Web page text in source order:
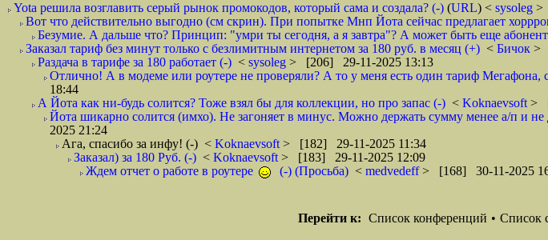
Yota решила возглавить серый рынок промокодов, который сама и создала? (-) (URL) < sysoleg >
Вот что действительно выгодно (см скрин). При попытке Мнп Йота сейчас предлагает
Безумие. А дальше что? Принцип: "умри ты сегодня, а я завтра"? А может быть еще
Заказал тариф без минут только с безлимитным интернетом за 180 руб. в месяц (+) < Бичок >
Раздача в тарифе за 180 работает (-) < sysoleg > [206] 29-11-2025 13:13
Отлично! А в модеме или роутере не проверяли? А то у меня есть один тариф Мегафона, с
18:44
А Йота как ни-будь солится? Тоже взял бы для коллекции, но про запас (-) < Koknaevsoft >
Йота шикарно солится (имхо). Не загоняет в минус. Можно держать сумму менее а/п и не
2025 21:24
Ага, спасибо за инфу! (-) < Koknaevsoft > [182] 29-11-2025 11:34
Заказал) за 180 Руб. (-) < Koknaevsoft > [183] 29-11-2025 12:09
Ждем отчет о работе в роутере
(-) (Просьба) < medvedeff> [168] 30-11-2025
Перейти к: Список конференций • Список